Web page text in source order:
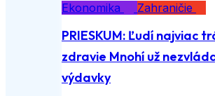
Ekonomika Zahraničie
PRIESKUM: Ľudí najviac
zdravie Mnohí už
výdavky